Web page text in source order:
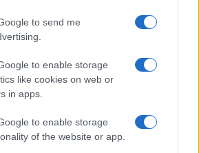
to send me
to enable storage
like cookies on web or
in apps.
to enable storage
of the website or app.
9 agosto, temperature in calo
in ospedale a Catania, ma il tour
“Sicilia, ci sono”